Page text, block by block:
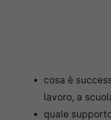
cosa è
lavoro, a
quale